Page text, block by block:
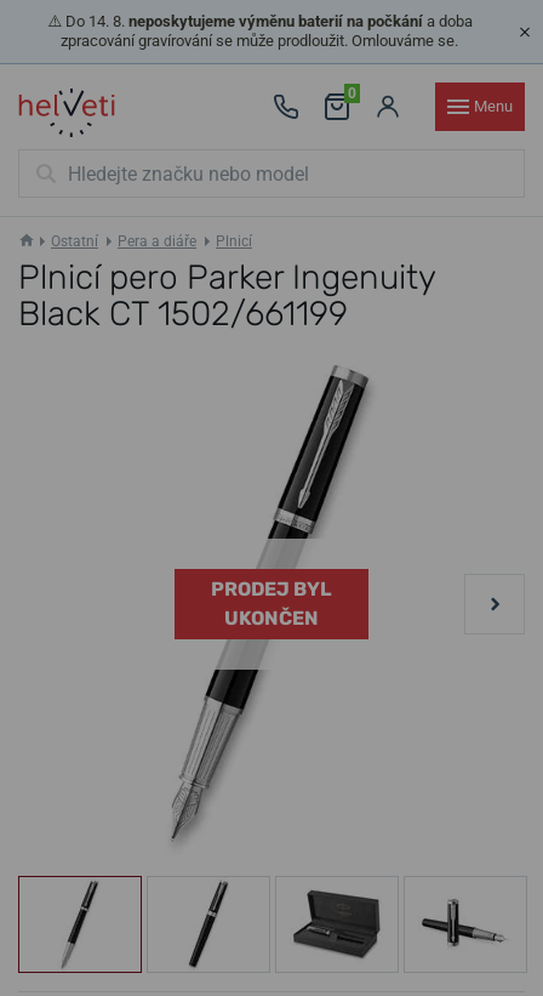
⚠️ Do 14. 8. neposkytujeme výměnu baterií na počkánía doba
zpracování gravírování se může prodloužit. Omlouváme se.
0
Menu
Ostatní Pera a diáře Plnicí
Plnicí pero Parker Ingenuity
Black CT 1502/661199
PRODEJ BYL
UKONČEN